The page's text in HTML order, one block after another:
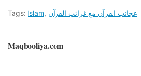
Tags: Islam, عجائب القرآن مع غرائب القرآن
Maqbooliya.com